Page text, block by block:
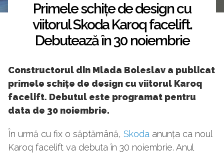
Primele schițe de design cu
viitorul Skoda Karoq facelift.
Debutează în 30 noiembrie
Constructorul din Mlada Boleslav a publicat
primele schițe de design cu viitorul Karoq
facelift. Debutul este programat pentru
data de 30 noiembrie.
În urmă cu fix o săptămână, Skoda anunța ca noul
Karoq facelift va debuta în 30 noiembrie. Anul